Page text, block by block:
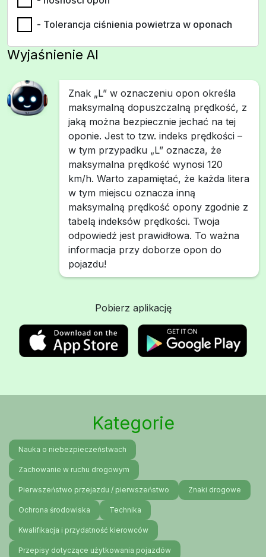
- Tolerancja ciśnienia powietrza w oponach
Wyjaśnienie AI
Znak „L” w oznaczeniu opon określa
maksymalną dopuszczalną prędkość, z
jaką można bezpiecznie jechać na tej
oponie. Jest to tzw. indeks prędkości –
w tym przypadku „L” oznacza, że
maksymalna prędkość wynosi 120
km/h. Warto zapamiętać, że każda litera
w tym miejscu oznacza inną
maksymalną prędkość opony zgodnie z
tabelą indeksów prędkości. Twoja
odpowiedź jest prawidłowa. To ważna
informacja przy doborze opon do
pojazdu!
Pobierz aplikację
Kategorie
Nauka o niebezpieczeństwach
Zachowanie w ruchu drogowym
Pierwszeństwo przejazdu / pierwszeństwo Znaki drogowe
Ochrona środowiska Technika
Kwalifikacja i przydatność kierowców
Przepisy dotyczące użytkowania pojazdów